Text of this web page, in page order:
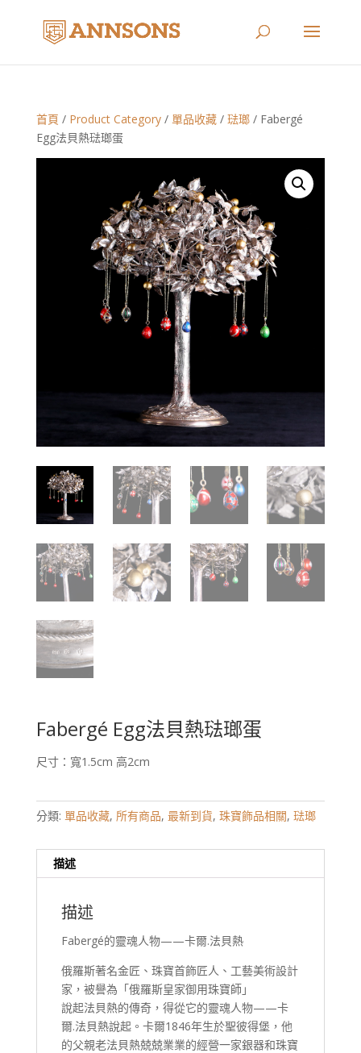
首頁 / Product Category/ 單品收藏/ 琺瑯/ Fabergé
Egg法貝熱琺瑯蛋
Fabergé Egg法貝熱琺瑯蛋
尺寸：寬1.5cm 高2cm
分類: 單品收藏, 所有商品, 最新到貨, 珠寶飾品相關, 琺瑯
描述
描述
Fabergé的靈魂人物——卡爾.法貝熱
俄羅斯著名金匠、珠寶首飾匠人、工藝美術設計
家，被譽為「俄羅斯皇家御用珠寶師」
說起法貝熱的傳奇，得從它的靈魂人物——卡
爾.法貝熱說起。卡爾1846年生於聖彼得堡，他
的父親老法貝熱兢兢業業的經營一家銀器和珠寶